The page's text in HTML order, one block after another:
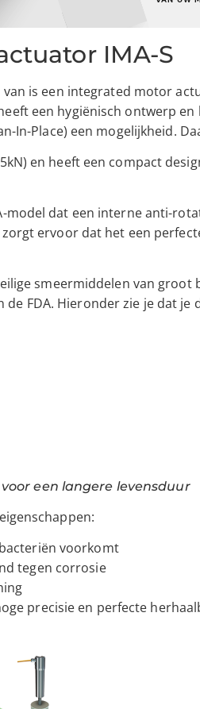
IMA-S
van is een integrated motor
een hygiënisch ontwerp en
In-Place) een mogelijkheid.
en heeft een compact
model dat een interne anti-
ervoor dat het een
smeermiddelen van groot
FDA. Hieronder zie je dat
een langere levensduur
voorkomt
tegen corrosie
precisie en perfecte